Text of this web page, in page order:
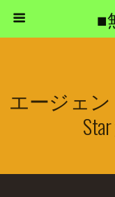
■
エージェン